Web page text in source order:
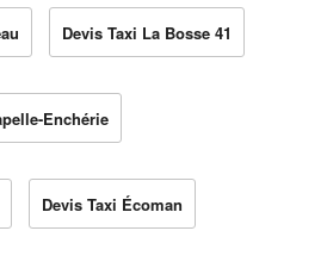
Devis Taxi La Bosse 41
Enchérie
Devis Taxi Écoman